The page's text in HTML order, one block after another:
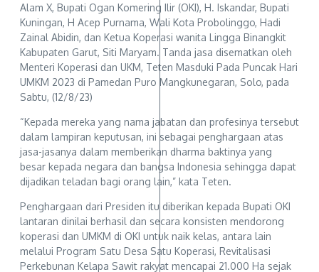
Alam X, Bupati Ogan Komering Ilir (OKI), H. Iskandar, Bupati
Kuningan, H Acep Purnama, Wali Kota Probolinggo, Hadi
Zainal Abidin, dan Ketua Koperasi wanita Lingga Binangkit
Kabupaten Garut, Siti Maryam. Tanda jasa disematkan oleh
Menteri Koperasi dan UKM, Teten Masduki Pada Puncak Hari
UMKM 2023 di Pamedan Puro Mangkunegaran, Solo, pada
Sabtu, (12/8/23)
“Kepada mereka yang nama jabatan dan profesinya tersebut
dalam lampiran keputusan, ini sebagai penghargaan atas
jasa-jasanya dalam memberikan dharma baktinya yang
besar kepada negara dan bangsa Indonesia sehingga dapat
dijadikan teladan bagi orang lain,” kata Teten.
Penghargaan dari Presiden itu diberikan kepada Bupati OKI
lantaran dinilai berhasil dan secara konsisten mendorong
koperasi dan UMKM di OKI untuk naik kelas, antara lain
melalui Program Satu Desa Satu Koperasi, Revitalisasi
Perkebunan Kelapa Sawit rakyat mencapai 21.000 Ha sejak